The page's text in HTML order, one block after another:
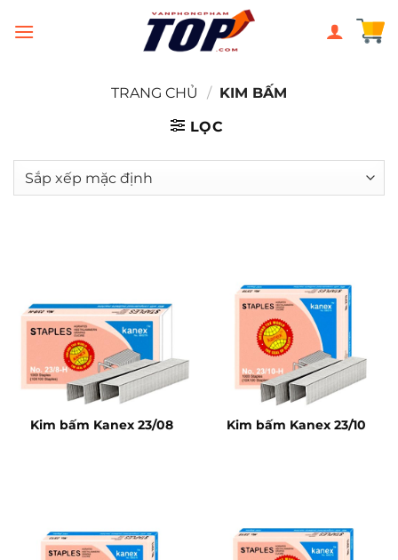
đến
TRANG CHỦ
/ KIM BẤM
LỌC
Kim bấm Kanex 23/08 Kim bấm Kanex 23/10